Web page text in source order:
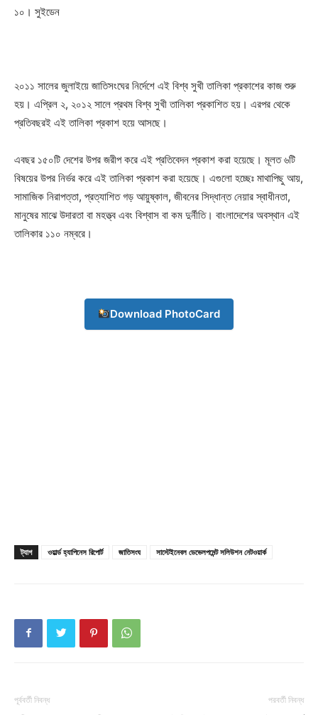
Champs21
১০। সুইডেন
২০১১ সালের জুলাইয়ে জাতিসংঘের নির্দেশে এই বিশ্ব সুখী তালিকা প্রকাশের কাজ শুরু
হয়। এপ্রিল ২, ২০১২ সালে প্রথম বিশ্ব সুখী তালিকা প্রকাশিত হয়। এরপর থেকে
প্রতিবছরই এই তালিকা প্রকাশ হয়ে আসছে।
এবছর ১৫০টি দেশের উপর জরীপ করে এই প্রতিবেদন প্রকাশ করা হয়েছে। মূলত ৬টি
বিষয়ের উপর নির্ভর করে এই তালিকা প্রকাশ করা হয়েছে। এগুলো হচ্ছেঃ মাথাপিছু আয়,
সামাজিক নিরাপত্তা, প্রত্যাশিত গড় আয়ুষ্কাল, জীবনের সিদ্ধান্ত নেয়ার স্বাধীনতা,
মানুষের মাঝে উদারতা বা মহত্ত্ব এবং বিশ্বাস বা কম দুর্নীতি। বাংলাদেশের অবস্থান এই
তালিকার ১১০ নম্বরে।
Download PhotoCard
ট্যাগ ওয়ার্ল্ড হ্যাপিনেস রিপোর্ট জাতিসংঘ সাস্টেইনেবল ডেভেলপমেন্ট সলিউশন নেটওয়ার্ক
পূর্ববর্তী নিবন্ধ পরবর্তী নিবন্ধ